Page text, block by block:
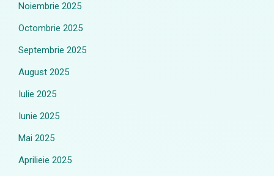
Noiembrie 2025
Octombrie 2025
Septembrie 2025
August 2025
Iulie 2025
Iunie 2025
Mai 2025
Aprilieie 2025